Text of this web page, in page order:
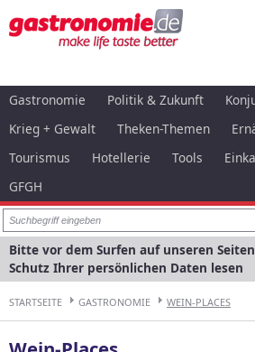
Gastronomie Politik & Zukunft
Krieg + Gewalt
Theken-Themen
Tourismus
Hotellerie Tools
GFGH
Bitte vor dem Surfen auf unseren
Schutz Ihrer persönlichen Daten lesen
STARTSEITE GASTRONOMIE WEIN-PLACES